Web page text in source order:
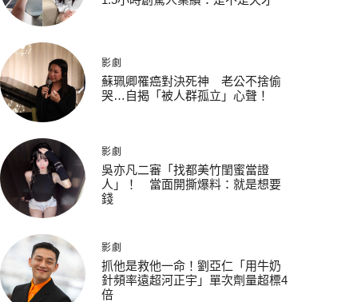
影劇
蘇珮卿罹癌對決死神 老公不捨偷
哭…自揭「被人群孤立」心聲！
影劇
吳亦凡二審「找都美竹閨蜜當證
人」！ 當面開撕爆料：就是想要
錢
影劇
抓他是救他一命！劉亞仁「用牛奶
針頻率遠超河正宇」單次劑量超標4
倍